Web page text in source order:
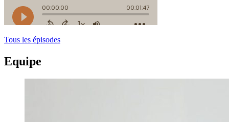
Tous les épisodes
Equipe